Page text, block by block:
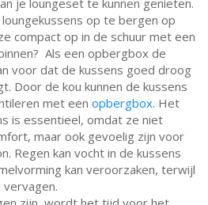
op te bergen op
compact op in de schuur met een
Als een opbergbox de
voor dat de kussens goed droog
Door de kou kunnen de kussens
met een opbergbox. Het
is essentieel, omdat ze niet
maar ook gevoelig zijn voor
Regen kan vocht in de kussens
kan veroorzaken, terwijl
vervagen.